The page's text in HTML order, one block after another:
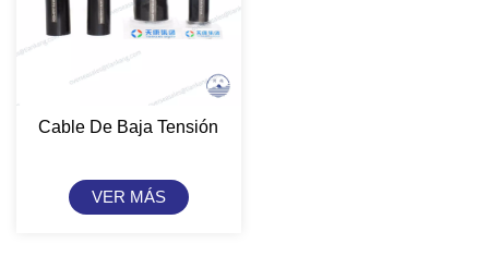
Cable De Baja Tensión
VER MÁS